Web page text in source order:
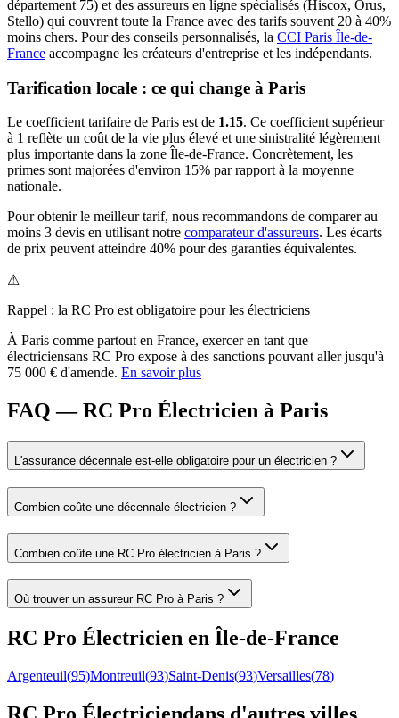
département 75) et des assureurs en ligne spécialisés (Hiscox, Orus,
Stello) qui couvrent toute la France avec des tarifs souvent 20 à 40%
moins chers. Pour des conseils personnalisés, la CCI Paris Île-de-
France accompagne les créateurs d'entreprise et les indépendants.
Tarification locale : ce qui change à Paris
Le coefficient tarifaire de Paris est de 1.15. Ce coefficient supérieur
à 1 reflète un coût de la vie plus élevé et une sinistralité légèrement
plus importante dans la zone Île-de-France. Concrètement, les
primes sont majorées d'environ 15% par rapport à la moyenne
nationale.
Pour obtenir le meilleur tarif, nous recommandons de comparer au
moins 3 devis en utilisant notre comparateur d'assureurs. Les écarts
de prix peuvent atteindre 40% pour des garanties équivalentes.
⚠
Rappel : la RC Pro est obligatoire pour les électriciens
À Paris comme partout en France, exercer en tant que
électriciensans RC Pro expose à des sanctions pouvant aller jusqu'à
75 000 € d'amende. En savoir plus
FAQ — RC Pro Électricien à Paris
L'assurance décennale est-elle obligatoire pour un électricien ?
Combien coûte une décennale électricien ?
Combien coûte une RC Pro électricien à Paris ?
Où trouver un assureur RC Pro à Paris ?
RC Pro Électricien en Île-de-France
Argenteuil(95)Montreuil(93)Saint-Denis(93)Versailles(78)